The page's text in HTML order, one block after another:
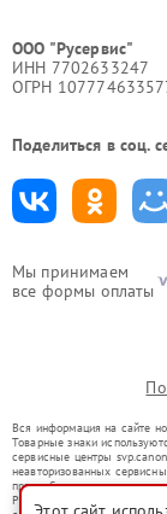
Мы принимаем
все формы оплаты
ООО "Русервис"
ИНН 7702633247
ОГРН
Поделиться в соц.
Вся информация на сайте
Товарные знаки
сервисные центры
неавторизованных
правообладателями
Ремонт осуществляется для